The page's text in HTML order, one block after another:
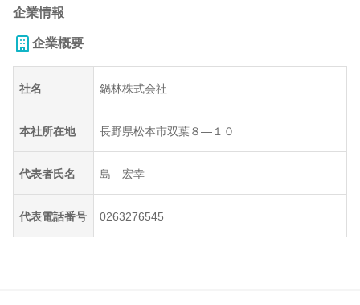
企業情報
企業概要
社名 鍋林株式会社
本社所在地 長野県松本市双葉８―１０
代表者氏名 島 宏幸
代表電話番号 0263276545